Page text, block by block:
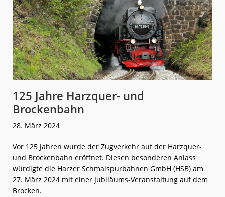
125 Jahre Harzquer- und
Brockenbahn
28. März 2024
Vor 125 Jahren wurde der Zugverkehr auf der Harzquer-
und Brockenbahn eröffnet. Diesen besonderen Anlass
würdigte die Harzer Schmalspurbahnen GmbH (HSB) am
27. März 2024 mit einer Jubiläums-Veranstaltung auf dem
Brocken.